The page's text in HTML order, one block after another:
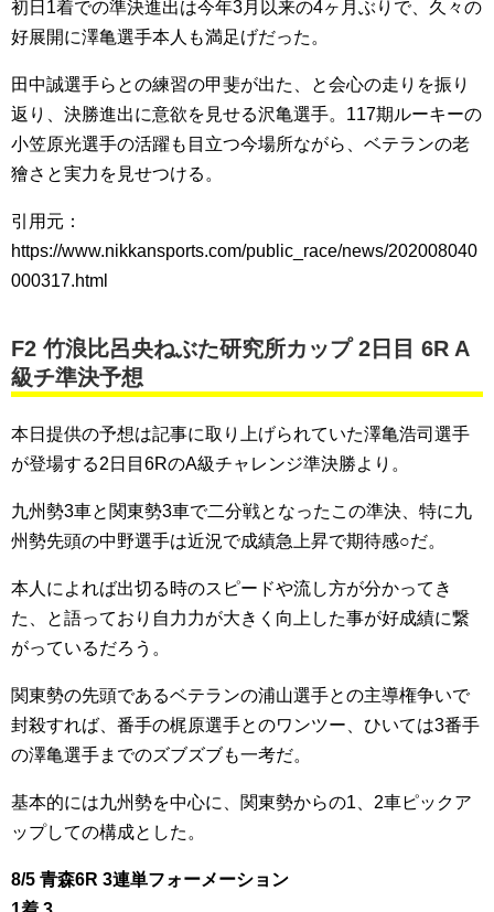
初日1着での準決進出は今年3月以来の4ヶ月ぶりで、久々の
好展開に澤亀選手本人も満足げだった。
田中誠選手らとの練習の甲斐が出た、と会心の走りを振り
返り、決勝進出に意欲を見せる沢亀選手。117期ルーキーの
小笠原光選手の活躍も目立つ今場所ながら、ベテランの老
獪さと実力を見せつける。
引用元：
https://www.nikkansports.com/public_race/news/202008040
000317.html
F2 竹浪比呂央ねぶた研究所カップ 2日目 6R A
級チ準決予想
本日提供の予想は記事に取り上げられていた澤亀浩司選手
が登場する2日目6RのA級チャレンジ準決勝より。
九州勢3車と関東勢3車で二分戦となったこの準決、特に九
州勢先頭の中野選手は近況で成績急上昇で期待感○だ。
本人によれば出切る時のスピードや流し方が分かってき
た、と語っており自力力が大きく向上した事が好成績に繋
がっているだろう。
関東勢の先頭であるベテランの浦山選手との主導権争いで
封殺すれば、番手の梶原選手とのワンツー、ひいては3番手
の澤亀選手までのズブズブも一考だ。
基本的には九州勢を中心に、関東勢からの1、2車ピックア
ップしての構成とした。
8/5 青森6R 3連単フォーメーション